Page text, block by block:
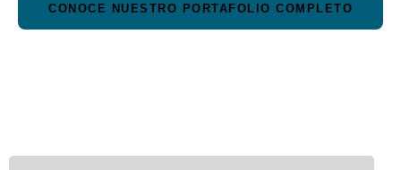
CONOCE NUESTRO PORTAFOLIO COMPLETO